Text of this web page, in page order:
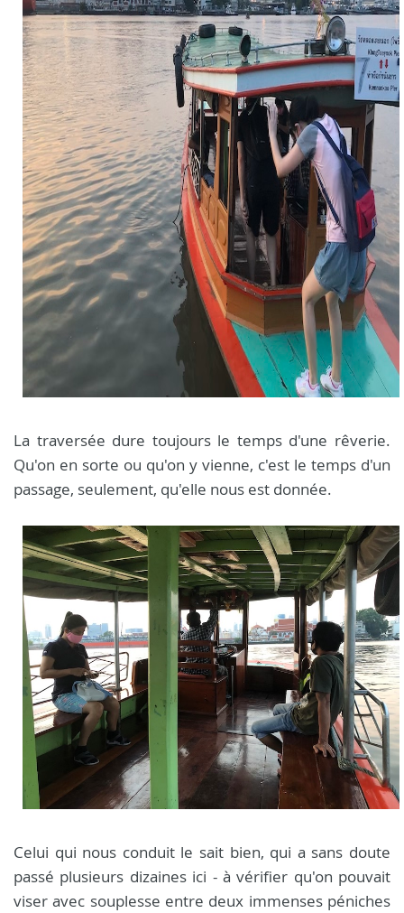
La traversée dure toujours le temps d'une rêverie.
Qu'on en sorte ou qu'on y vienne, c'est le temps d'un
passage, seulement, qu'elle nous est donnée.
Celui qui nous conduit le sait bien, qui a sans doute
passé plusieurs dizaines ici - à vérifier qu'on pouvait
viser avec souplesse entre deux immenses péniches